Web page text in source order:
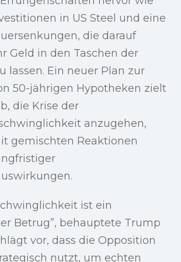
in US Steel und eine
die darauf
Geld in den Taschen der
lassen. Ein neuer Plan zur
50-jährigen Hypotheken zielt
die Krise der
anzugehen,
gemischten Reaktionen
ist ein
Betrug”, behauptete Trump
vor, dass die Opposition
nutzt, um echten